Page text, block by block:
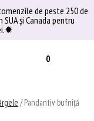
de peste 250 de
şi Canada pentru
0
/ Pandantiv bufniță